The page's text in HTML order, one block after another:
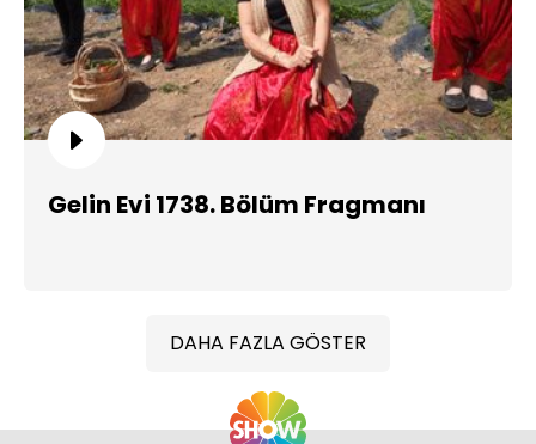
Gelin Evi 1738. Bölüm Fragmanı
DAHA FAZLA GÖSTER